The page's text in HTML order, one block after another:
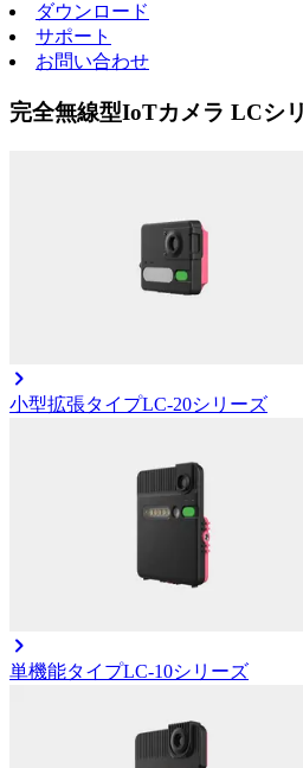
ダウンロード
サポート
お問い合わせ
完全無線型IoTカメラ LCシ
小型拡張タイプLC-20シリーズ
単機能タイプLC-10シリーズ